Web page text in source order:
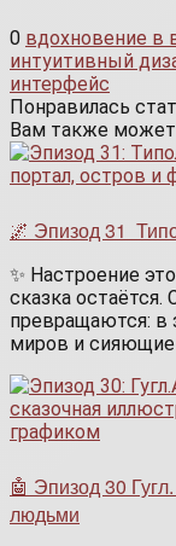
0 вдохновение в
интуитивный
интерфейс
Понравилась
Вам также
🌌 Эпизод 31
✨ Настроение
сказка
превращаются: в
миров и сияющие
🤖 Эпизод 30
людьми